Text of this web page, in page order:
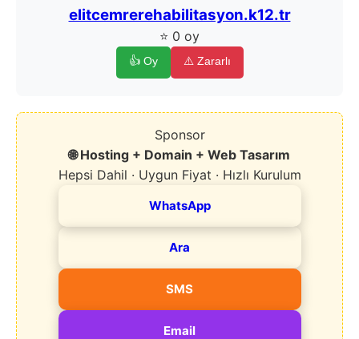
elitcemrerehabilitasyon.k12.tr
⭐ 0 oy
👍 Oy ⚠️ Zararlı
Sponsor
🌐 Hosting + Domain + Web Tasarım
Hepsi Dahil · Uygun Fiyat · Hızlı Kurulum
WhatsApp
Ara
SMS
Email